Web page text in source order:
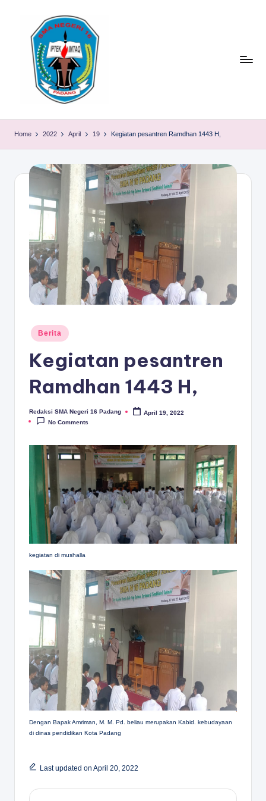
M
A
N
6
A
D
G
LAKU)
Home 2022 April 19 Kegiatan pesantren Ramdhan 1443 H,
Posted
in
Berita
Kegiatan pesantren
Ramdhan 1443 H,
Posted
by
Redaksi SMA Negeri 16 Padang
April 19, 2022
No Comments
kegiatan di mushalla
Dengan Bapak Amriman, M. M. Pd. beliau merupakan Kabid. kebudayaan
di dinas pendidikan Kota Padang
Last updated on April 20, 2022